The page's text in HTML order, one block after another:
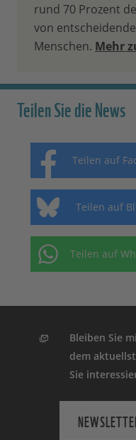
rund 70 Prozent
von
Menschen. Mehr
Teilen Sie die News
Teilen auf
Teilen auf
Teilen auf
Bleiben Sie
dem
Sie